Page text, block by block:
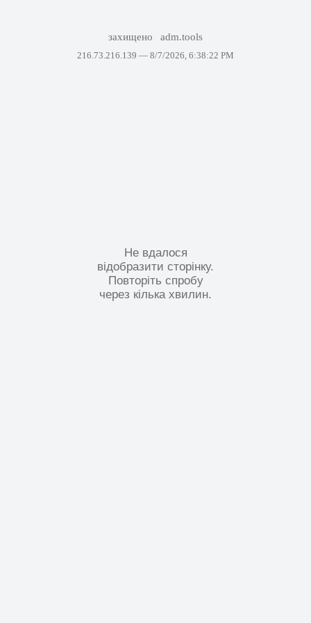
захищено adm.tools
216.73.216.139 — 8/7/2026, 6:38:22 PM
Не вдалося
відобразити сторінку.
Повторіть спробу
через кілька хвилин.